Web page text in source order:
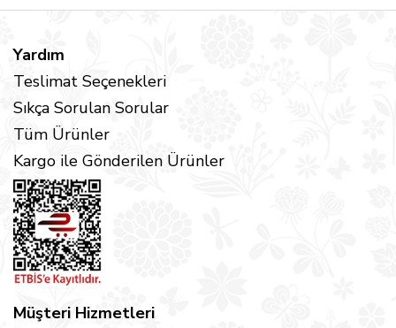
Yardım
Teslimat Seçenekleri
Sıkça Sorulan Sorular
Tüm Ürünler
Kargo ile Gönderilen Ürünler
Müşteri Hizmetleri